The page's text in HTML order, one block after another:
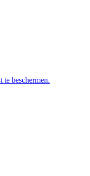
beschermen.